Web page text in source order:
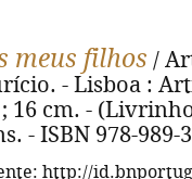
meus filhos /
- Lisboa :
16 cm. -
- ISBN 978-989-
http://